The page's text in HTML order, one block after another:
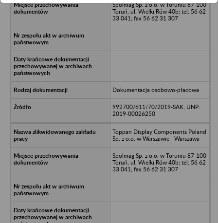
Spolmag Sp. z o.o. w Toruniu 87-100
Toruń, ul. Wielki Rów 40b; tel. 56 62
33 041; fax 56 62 31 307
Dokumentacja osobowo-płacowa
992700/611/70/2019-SAK; UNP:
2019-00026250
Toppan Display Components Poland
Sp. z o.o. w Warszawie - Warszawa
Spolmag Sp. z o.o. w Toruniu 87-100
Toruń, ul. Wielki Rów 40b; tel. 56 62
33 041; fax 56 62 31 307